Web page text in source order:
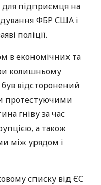
підприємця на
ФБРСША і
поліції.
в економічних та
колишньому
відсторонений
протестуючими
гніву за час
а також
між урядом і
списку від ЄС